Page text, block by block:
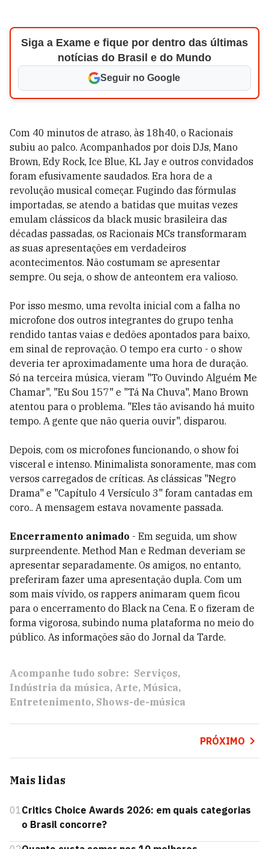
Siga a Exame e fique por dentro das últimas
notícias do Brasil e do Mundo
Seguir no Google
Com 40 minutos de atraso, às 18h40, o Racionais
subiu ao palco. Acompanhados por dois DJs, Mano
Brown, Edy Rock, Ice Blue, KL Jay e outros convidados
foram efusivamente saudados. Era hora de a
revolução musical começar. Fugindo das fórmulas
importadas, se atendo a batidas que muitas vezes
emulam clássicos da black music brasileira das
décadas passadas, os Racionais MCs transformaram
as suas apresentações em verdadeiros
acontecimentos. Não costumam se apresentar
sempre. Ou seja, o show de anteontem era valioso.
Por isso mesmo, uma revolta inicial com a falha no
microfone dos outros integrantes do grupo tenha
rendido tantas vaias e dedões apontados para baixo,
em sinal de reprovação. O tempo era curto - o show
deveria ter aproximadamente uma hora de duração.
Só na terceira música, vieram "To Ouvindo Alguém Me
Chamar", "Eu Sou 157" e "Tá Na Chuva", Mano Brown
atentou para o problema. "Eles tão avisando há muito
tempo. A gente que não queria ouvir", disparou.
Depois, com os microfones funcionando, o show foi
visceral e intenso. Minimalista sonoramente, mas com
versos carregados de críticas. As clássicas "Negro
Drama" e "Capítulo 4 Versículo 3" foram cantadas em
coro.. A mensagem estava novamente passada.
Encerramento animado - Em seguida, um show
surpreendente. Method Man e Redman deveriam se
apresentar separadamente. Os amigos, no entanto,
preferiram fazer uma apresentação dupla. Com um
som mais vívido, os rappers animaram quem ficou
para o encerramento do Black na Cena. E o fizeram de
forma vigorosa, subindo numa plataforma no meio do
público. As informações são do Jornal da Tarde.
Acompanhe tudo sobre: Serviços
Indústria da música Arte Música
Entretenimento Shows-de-música
PRÓXIMO
Mais lidas
01Critics Choice Awards 2026: em quais categorias
o Brasil concorre?